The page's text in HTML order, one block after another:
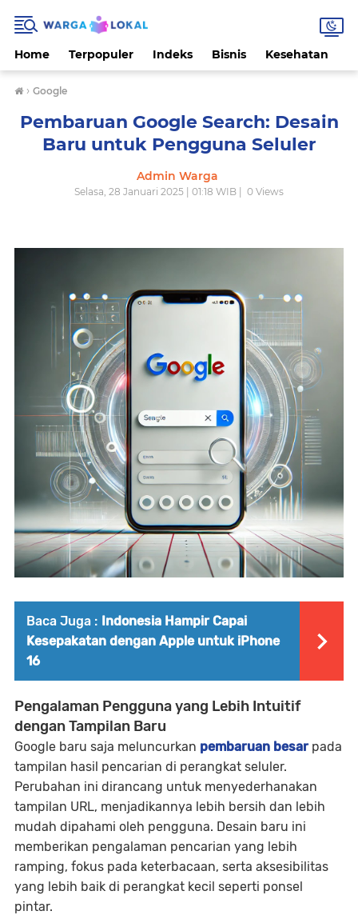
Home Terpopuler Indeks Bisnis Kesehatan
› Google
Pembaruan Google Search: Desain
Baru untuk Pengguna Seluler
Admin Warga
Selasa, 28 Januari 2025 | 01:18 WIB | 0 Views
Baca Juga : Indonesia Hampir Capai
Kesepakatan dengan Apple untuk iPhone
16
Pengalaman Pengguna yang Lebih Intuitif
dengan Tampilan Baru
Google baru saja meluncurkan pembaruan besarpada
tampilan hasil pencarian di perangkat seluler.
Perubahan ini dirancang untuk menyederhanakan
tampilan URL, menjadikannya lebih bersih dan lebih
mudah dipahami oleh pengguna. Desain baru ini
memberikan pengalaman pencarian yang lebih
ramping, fokus pada keterbacaan, serta aksesibilitas
yang lebih baik di perangkat kecil seperti ponsel
pintar.